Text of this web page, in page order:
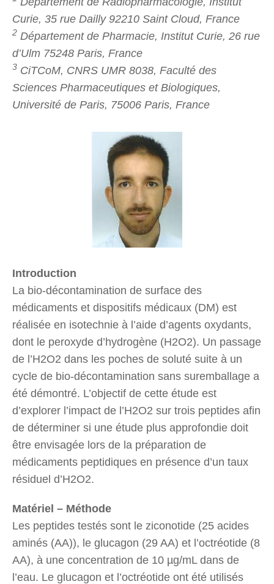
Curie, 35 rue Dailly 92210 Saint Cloud, France
2 Département de Pharmacie, Institut Curie, 26 rue
d’Ulm 75248 Paris, France
3 CiTCoM, CNRS UMR 8038, Faculté des
Sciences Pharmaceutiques et Biologiques,
Université de Paris, 75006 Paris, France
Introduction
La bio-décontamination de surface des
médicaments et dispositifs médicaux (DM) est
réalisée en isotechnie à l’aide d’agents oxydants,
dont le peroxyde d’hydrogène (H2O2). Un passage
de l’H2O2 dans les poches de soluté suite à un
cycle de bio-décontamination sans suremballage a
été démontré. L’objectif de cette étude est
d’explorer l’impact de l’H2O2 sur trois peptides afin
de déterminer si une étude plus approfondie doit
être envisagée lors de la préparation de
médicaments peptidiques en présence d’un taux
résiduel d’H2O2.
Matériel – Méthode
Les peptides testés sont le ziconotide (25 acides
aminés (AA)), le glucagon (29 AA) et l’octréotide (8
AA), à une concentration de 10 µg/mL dans de
l’eau. Le glucagon et l’octréotide ont été utilisés